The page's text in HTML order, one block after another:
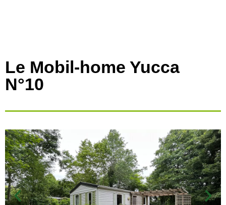
Le Mobil-home Yucca
N°10